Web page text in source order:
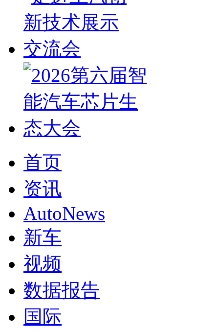
首页
资讯
AutoNews
新车
视频
数据报告
国际